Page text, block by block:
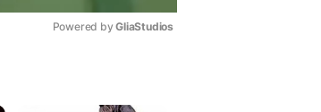
Powered by GliaStudios